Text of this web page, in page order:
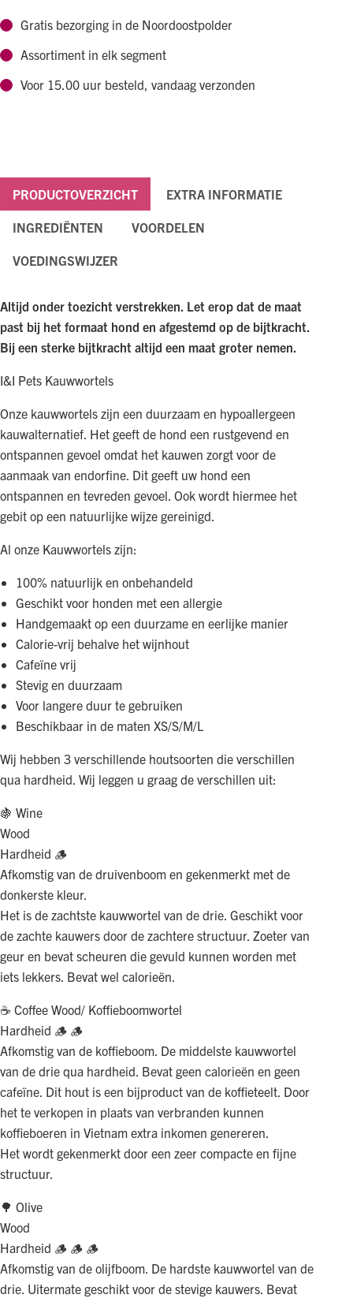
Gratis bezorging in de Noordoostpolder
Assortiment in elk segment
Voor 15.00 uur besteld, vandaag verzonden
PRODUCTOVERZICHT EXTRA INFORMATIE
INGREDIËNTEN VOORDELEN
VOEDINGSWIJZER
Altijd onder toezicht verstrekken. Let erop dat de maat
past bij het formaat hond en afgestemd op de bijtkracht.
Bij een sterke bijtkracht altijd een maat groter nemen.
I&I Pets Kauwwortels
Onze kauwwortels zijn een duurzaam en hypoallergeen
kauwalternatief. Het geeft de hond een rustgevend en
ontspannen gevoel omdat het kauwen zorgt voor de
aanmaak van endorfine. Dit geeft uw hond een
ontspannen en tevreden gevoel. Ook wordt hiermee het
gebit op een natuurlijke wijze gereinigd.
Al onze Kauwwortels zijn:
100% natuurlijk en onbehandeld
Geschikt voor honden met een allergie
Handgemaakt op een duurzame en eerlijke manier
Calorie-vrij behalve het wijnhout
Cafeïne vrij
Stevig en duurzaam
Voor langere duur te gebruiken
Beschikbaar in de maten XS/S/M/L
Wij hebben 3 verschillende houtsoorten die verschillen
qua hardheid. Wij leggen u graag de verschillen uit:
🍇 Wine
Wood
Hardheid 🪵
Afkomstig van de druivenboom en gekenmerkt met de
donkerste kleur.
Het is de zachtste kauwwortel van de drie. Geschikt voor
de zachte kauwers door de zachtere structuur. Zoeter van
geur en bevat scheuren die gevuld kunnen worden met
iets lekkers. Bevat wel calorieën.
☕️ Coffee Wood/ Koffieboomwortel
Hardheid 🪵 🪵
Afkomstig van de koffieboom. De middelste kauwwortel
van de drie qua hardheid. Bevat geen calorieën en geen
cafeïne. Dit hout is een bijproduct van de koffieteelt. Door
het te verkopen in plaats van verbranden kunnen
koffieboeren in Vietnam extra inkomen genereren.
Het wordt gekenmerkt door een zeer compacte en fijne
structuur.
🌳 Olive
Wood
Hardheid 🪵 🪵 🪵
Afkomstig van de olijfboom. De hardste kauwwortel van de
drie. Uitermate geschikt voor de stevige kauwers. Bevat